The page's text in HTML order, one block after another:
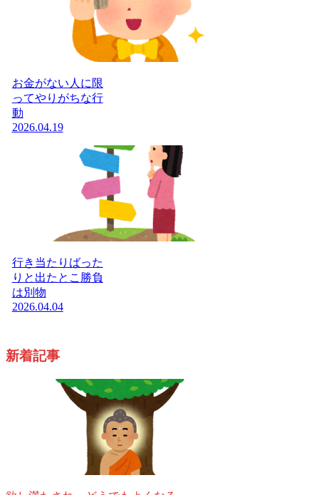
お金がない人に限
ってやりがちな行
動
2026.04.19
行き当たりばった
りと出たとこ勝負
は別物
2026.04.04
新着記事